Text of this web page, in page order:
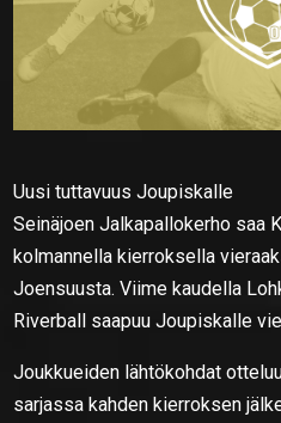
Uusi tuttavuus Joupiskalle
Seinäjoen Jalkapallokerho saa
kolmannella kierroksella
Joensuusta. Viime kaudella
Riverball saapuu Joupiskalle
Joukkueiden lähtökohdat
sarjassa kahden kierroksen